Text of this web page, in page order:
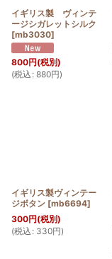
イギリス製 ヴィンテ
ージシガレットシルク
[mb3030]
800円(税別)
(税込 : 880円)
イギリス製ヴィンテー
ジボタン [mb6694]
300円(税別)
(税込 : 330円)